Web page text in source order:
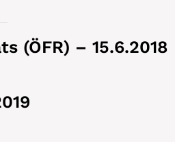
(ÖFR) – 15.6.2018